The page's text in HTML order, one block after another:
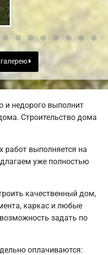
и недорого выполнит
Строительство дома
работ выполняется на
уже полностью
качественный дом,
каркас и любые
задать по
оплачиваются: